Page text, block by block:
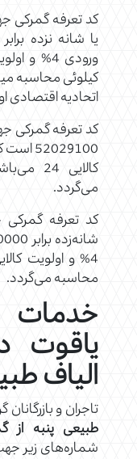
کد تعرفه گمرکی
کیلوئی محاسبه
اتحادیه اقتصادی
کد تعرفه گمرکی
می‌گردد.
کد تعرفه
محاسبه می‌گردد.
یاقوت
الیاف
تاجران و
طبیعی پنبه از
شماره‌های زیر